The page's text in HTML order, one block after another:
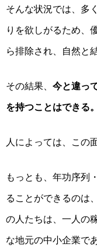
そんな状況では、多
りを欲しがるため、
ら排除され、自然と
その結果、 今と違っ
を持つことはできる。
人によっては、この
もっとも、年功序列
ることができるのは
の人たちは、一人の
な地元の中小企業で